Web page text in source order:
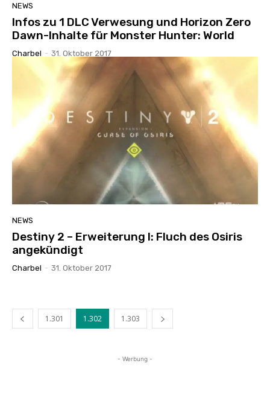
NEWS
Infos zu 1 DLC Verwesung und Horizon Zero
Dawn-Inhalte für Monster Hunter: World
Charbel - 31. Oktober 2017
NEWS
Destiny 2 – Erweiterung I: Fluch des Osiris
angekündigt
Charbel - 31. Oktober 2017
1.301 1.302 1.303
- Werbung -